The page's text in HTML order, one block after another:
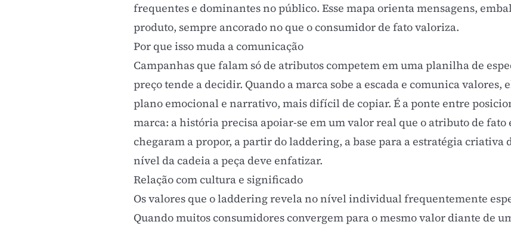
frequentes e dominantes no público. Esse mapa orienta mensagens,
produto, sempre ancorado no que o consumidor de fato valoriza.
Por que isso muda a comunicação
Campanhas que falam só de atributos competem em uma planilha de
preço tende a decidir. Quando a marca sobe a escada e comunica
plano emocional e narrativo, mais difícil de copiar. É a ponte entre
marca: a história precisa apoiar-se em um valor real que o atributo de
chegaram a propor, a partir do laddering, a base para a estratégia
nível da cadeia a peça deve enfatizar.
Relação com cultura e significado
Os valores que o laddering revela no nível individual frequentemente
Quando muitos consumidores convergem para o mesmo valor diante de